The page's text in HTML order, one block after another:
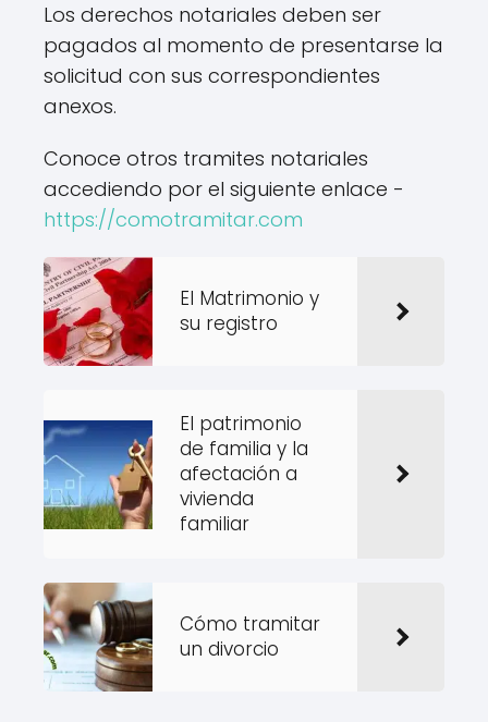
Los derechos notariales deben ser
pagados al momento de presentarse la
solicitud con sus correspondientes
anexos.
Conoce otros tramites notariales
accediendo por el siguiente enlace -
https://comotramitar.com
El Matrimonio y
su registro
El patrimonio
de familia y la
afectación a
vivienda
familiar
Cómo tramitar
un divorcio